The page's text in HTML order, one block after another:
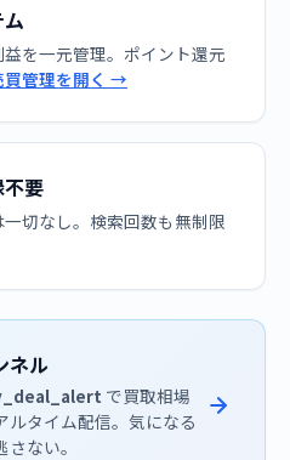
を一元管理。ポイント還元
買管理を開く →
要
切なし。検索回数も無制限
ネル
で買取相場
ルタイム配信。気になる
ない。